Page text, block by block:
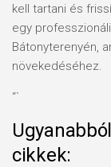
kell tartani és
egy
Bátonyterenyén,
növekedéséhez.
“`
cikkek: